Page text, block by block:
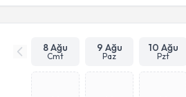
8 Ağu
Cmt
9 Ağu
Paz
10 Ağu
Pzt